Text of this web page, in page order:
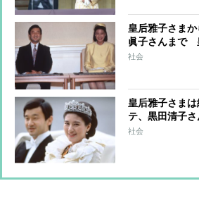
皇后雅子さま
眞子さんまで
のファッション
社会
皇后雅子さま
テ、黒田清子
ス」と話題に
社会